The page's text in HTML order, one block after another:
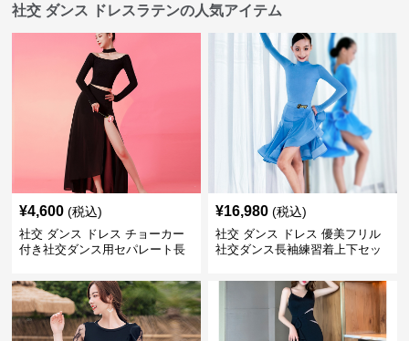
社交 ダンス ドレスラテンの人気アイテム
¥4,600 (税込)
社交 ダンス ドレス チョーカー
付き社交ダンス用セパレート長
¥16,980 (税込)
社交 ダンス ドレス 優美フリル
社交ダンス長袖練習着上下セッ